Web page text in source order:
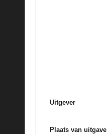
Uitgever
Plaats van uitgave